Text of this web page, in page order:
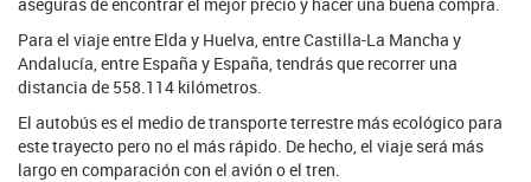
Para el viaje entre Elda y Huelva, entre Castilla-La Mancha y
Andalucía, entre España y España, tendrás que recorrer una
distancia de 558.114 kilómetros.
El autobús es el medio de transporte terrestre más ecológico para
este trayecto pero no el más rápido. De hecho, el viaje será más
largo en comparación con el avión o el tren.